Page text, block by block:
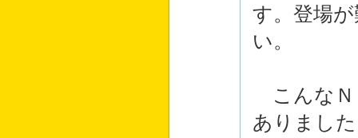
す。登場
い。
こんなＮ
ありまし